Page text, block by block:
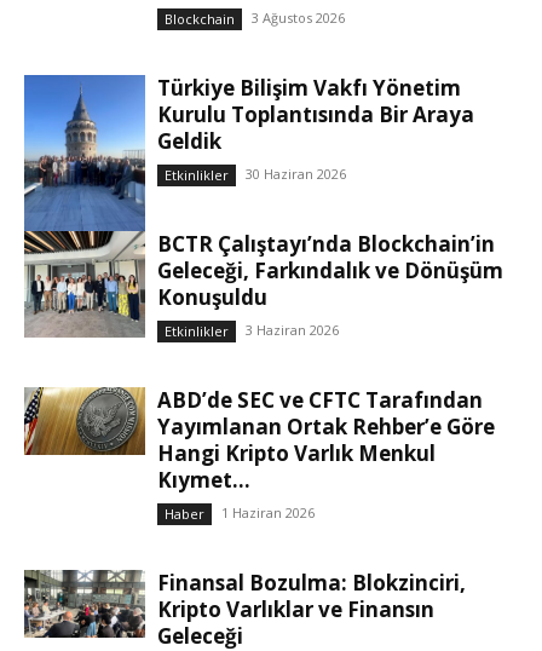
Blockchain 3 Ağustos 2026
Türkiye Bilişim Vakfı Yönetim
Kurulu Toplantısında Bir Araya
Geldik
Etkinlikler 30 Haziran 2026
BCTR Çalıştayı’nda Blockchain’in
Geleceği, Farkındalık ve Dönüşüm
Konuşuldu
Etkinlikler 3 Haziran 2026
ABD’de SEC ve CFTC Tarafından
Yayımlanan Ortak Rehber’e Göre
Hangi Kripto Varlık Menkul
Kıymet...
Haber 1 Haziran 2026
Finansal Bozulma: Blokzinciri,
Kripto Varlıklar ve Finansın
Geleceği